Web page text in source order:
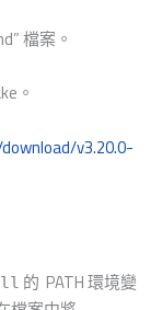
檔案。
。
v3.20.0-
的 PATH 環境變